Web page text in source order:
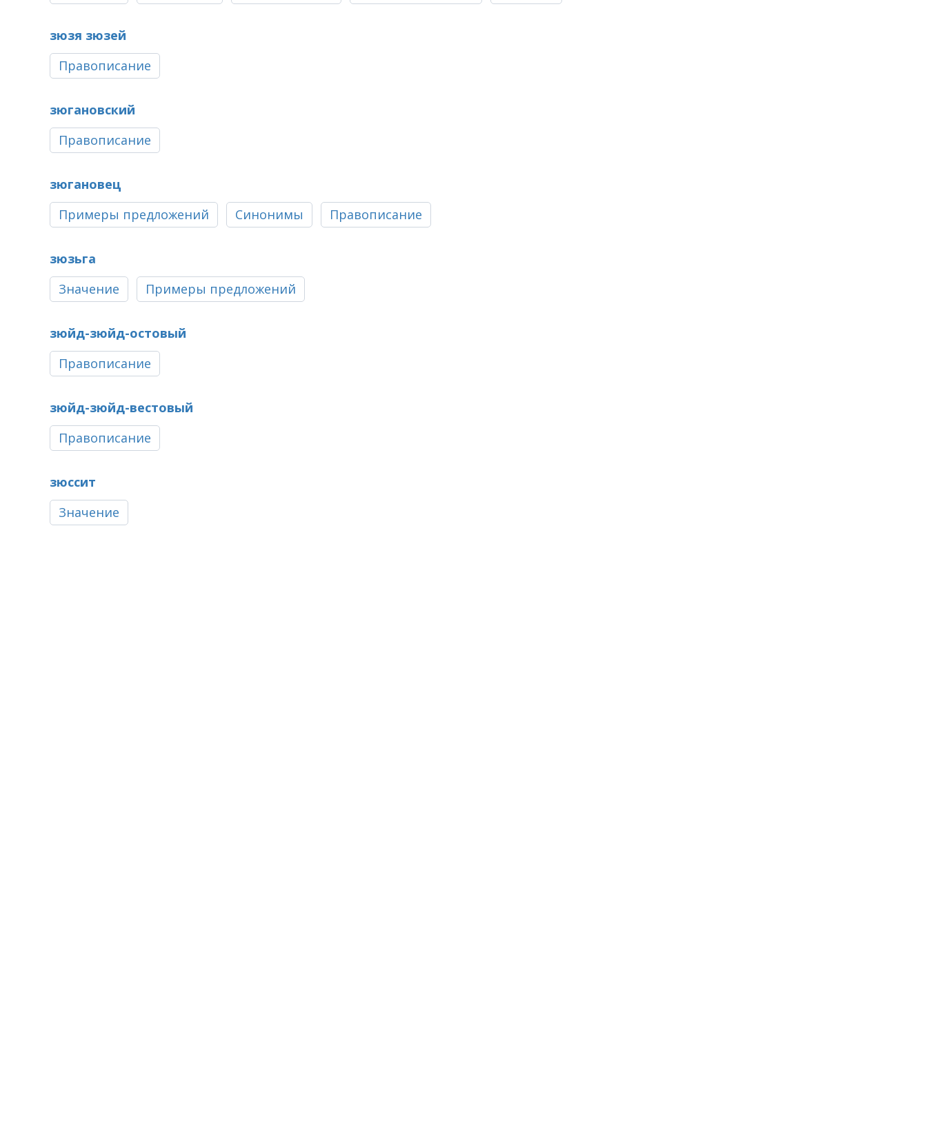
зюзя зюзей
Правописание
зюгановский
Правописание
зюгановец
Примеры предложений
Синонимы Правописание
зюзьга
Значение
Примеры предложений
зюйд-зюйд-остовый
Правописание
зюйд-зюйд-вестовый
Правописание
зюссит
Значение